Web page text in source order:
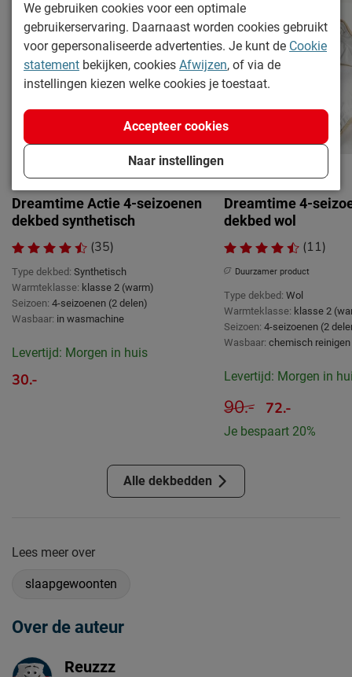
Dreamtime Actie 4-seizoenen
dekbed synthetisch
(35)
Type dekbed: Synthetisch
Warmteklasse: klasse 2 (warm)
Seizoen: 4-seizoenen (2 delen)
Wasbaar: in wasmachine
Levertijd: Morgen in huis
30.-
Dreamtime 4-
dekbed wol
(11)
Duurzamer product
Type dekbed: Wol
Warmteklasse: klasse 2
Seizoen: 4-seizoenen (2
Wasbaar: chemisch reinigen
Levertijd: Morgen in
90.- 72.-
Je bespaart 20%
Alle dekbedden
Lees meer over
slaapgewoonten
Over de auteur
Reuzzz
We gebruiken cookies voor een optimale
gebruikerservaring. Daarnaast worden cookies gebruikt
voor gepersonaliseerde advertenties. Je kunt de Cookie
statement bekijken, cookies Afwijzen, of via de
instellingen kiezen welke cookies je toestaat.
Naar instellingen
Accepteer cookies